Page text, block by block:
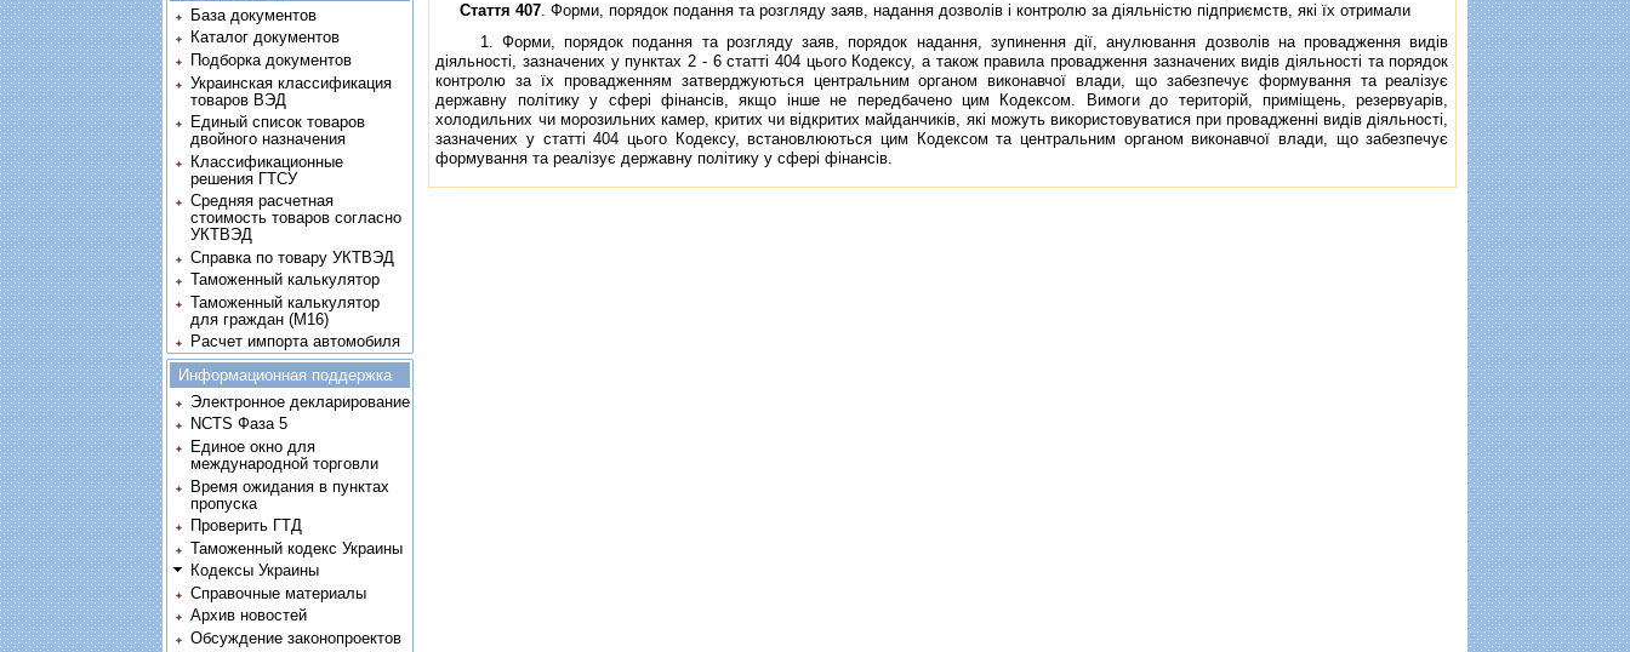
Стаття 407. Форми, порядок подання та розгляду заяв, надання дозволiв i контролю за дiяльнiстю пiдприємств, якi їх отримали
1. Форми, порядок подання та розгляду заяв, порядок надання, зупинення дiї, анулювання дозволiв на провадження видiв
дiяльностi, зазначених у пунктах 2 - 6 статтi 404 цього Кодексу, а також правила провадження зазначених видiв дiяльностi та порядок
контролю за їх провадженням затверджуються центральним органом виконавчої влади, що забезпечує формування та реалiзує
державну полiтику у сферi фiнансiв, якщо iнше не передбачено цим Кодексом. Вимоги до територiй, примiщень, резервуарiв,
холодильних чи морозильних камер, критих чи вiдкритих майданчикiв, якi можуть використовуватися при провадженнi видiв дiяльностi,
зазначених у статтi 404 цього Кодексу, встановлюються цим Кодексом та центральним органом виконавчої влади, що забезпечує
формування та реалiзує державну полiтику у сферi фiнансiв.
База документов
Каталог документов
Подборка документов
Украинская классификация
товаров ВЭД
Единый список товаров
двойного назначения
Классификационные
решения ГТСУ
Средняя расчетная
стоимость товаров согласно
УКТВЭД
Справка по товару УКТВЭД
Таможенный калькулятор
Таможенный калькулятор
для граждан (M16)
Расчет импорта автомобиля
Информационная поддержка
Электронное декларирование
NCTS Фаза 5
Единое окно для
международной торговли
Время ожидания в пунктах
пропуска
Проверить ГТД
Таможенный кодекс Украины
Кодексы Украины
Справочные материалы
Архив новостей
Обсуждение законопроектов